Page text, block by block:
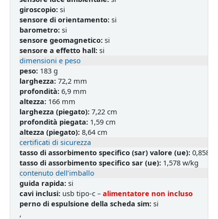
giroscopio:si
sensore di orientamento:si
barometro:si
sensore geomagnetico:si
sensore a effetto hall:si
dimensioni e peso
peso:183 g
larghezza:72,2 mm
profondità:6,9 mm
altezza:166 mm
larghezza (piegato):7,22 cm
profondità piegata:1,59 cm
altezza (piegato):8,64 cm
certificati di sicurezza
tasso di assorbimento specifico (sar) valore (ue):0,858
tasso di assorbimento specifico sar (ue):1,578 w/kg
contenuto dell’imballo
guida rapida:si
cavi inclusi:usb tipo-c – alimentatore non incluso
perno di espulsione della scheda sim:si
,